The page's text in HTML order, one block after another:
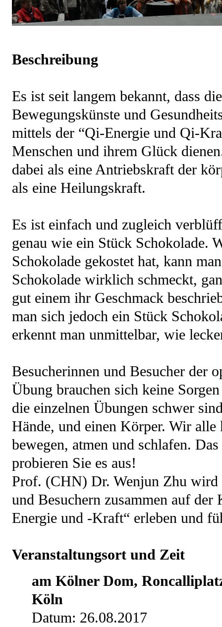
Beschreibung
Es ist seit langem bekannt, dass
Bewegungskünste und
mittels der “Qi-Energie und Qi-
Menschen und ihrem Glück
dabei als eine Antriebskraft der
als eine Heilungskraft.
Es ist einfach und zugleich
genau wie ein Stück Schokolade.
Schokolade gekostet hat, kann
Schokolade wirklich schmeckt,
gut einem ihr Geschmack
man sich jedoch ein Stück
erkennt man unmittelbar, wie
Besucherinnen und Besucher der
Übung brauchen sich keine
die einzelnen Übungen schwer
Hände, und einen Körper. Wir alle
bewegen, atmen und schlafen.
probieren Sie es aus!
Prof. (CHN) Dr. Wenjun Zhu wird
und Besuchern zusammen auf
Energie und -Kraft“ erleben und
Veranstaltungsort und Zeit
am Kölner Dom,
Köln
Datum: 26.08.2017